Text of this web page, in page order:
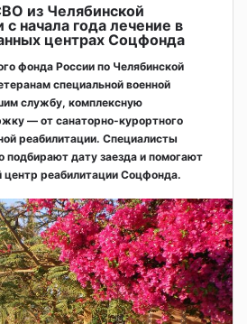
из Челябинской
начала года лечение в
центрах Соцфонда
фонда России по Челябинской
специальной военной
службу, комплексную
— от санаторно-курортного
реабилитации. Специалисты
подбирают дату заезда и помогают
реабилитации Соцфонда.